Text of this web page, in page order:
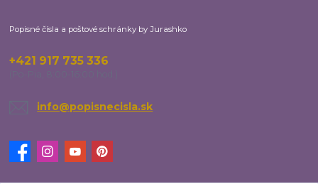
Popisné čísla a poštové schránky by Jurashko
+421 917 735 336
info@popisnecisla.sk